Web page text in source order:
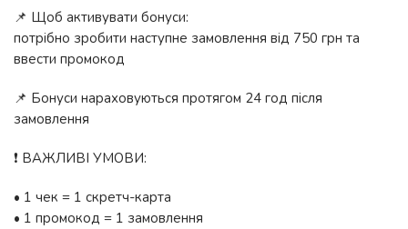
📌 Щоб активувати бонуси:
потрібно зробити наступне замовлення від 750 грн та
ввести промокод
📌 Бонуси нараховуються протягом 24 год після
замовлення
❗️ ВАЖЛИВІ УМОВИ:
• 1 чек = 1 скретч-карта
• 1 промокод = 1 замовлення